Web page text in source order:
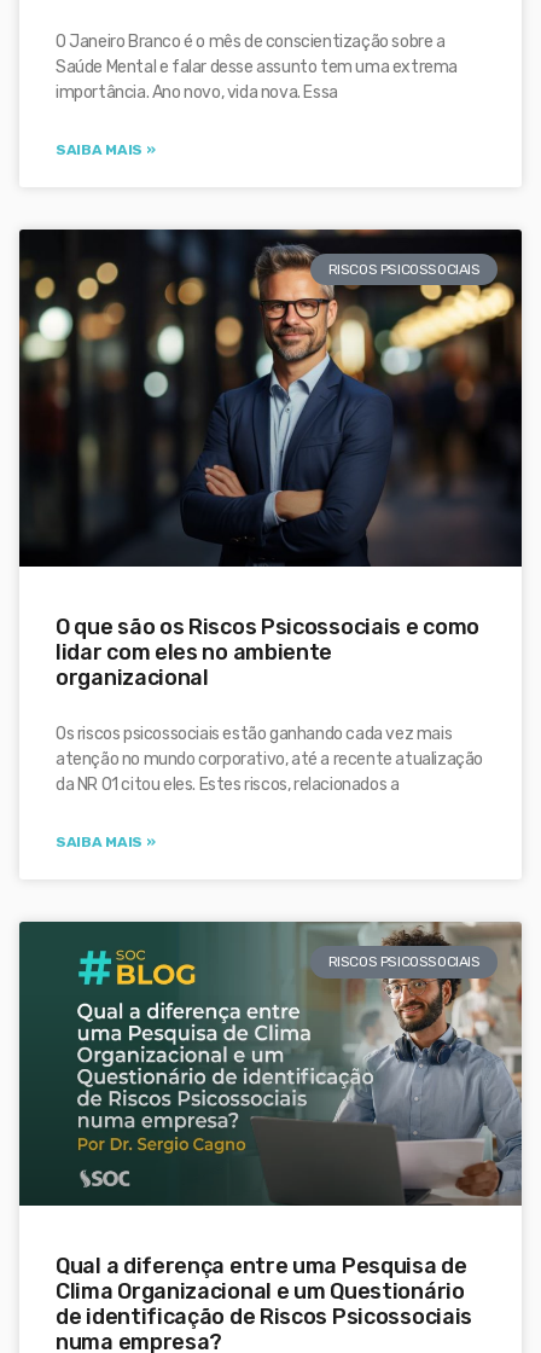
O Janeiro Branco é o mês de conscientização sobre a
Saúde Mental e falar desse assunto tem uma extrema
importância. Ano novo, vida nova. Essa
SAIBA MAIS »
RISCOS PSICOSSOCIAIS
O que são os Riscos Psicossociais e como
lidar com eles no ambiente
organizacional
Os riscos psicossociais estão ganhando cada vez mais
atenção no mundo corporativo, até a recente atualização
da NR 01 citou eles. Estes riscos, relacionados a
SAIBA MAIS »
RISCOS PSICOSSOCIAIS
Qual a diferença entre uma Pesquisa de
Clima Organizacional e um Questionário
de identificação de Riscos Psicossociais
numa empresa?